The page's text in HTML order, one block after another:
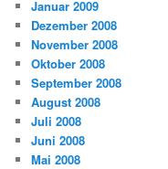
Januar 2009
Dezember 2008
November 2008
Oktober 2008
September 2008
August 2008
Juli 2008
Juni 2008
Mai 2008